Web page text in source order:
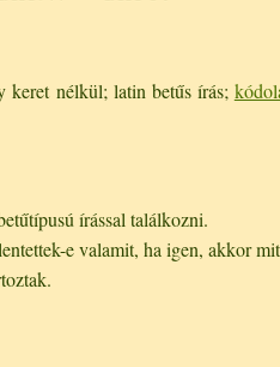
keret nélkül; latin betűs írás;
írással találkozni.
e valamit, ha igen, akkor